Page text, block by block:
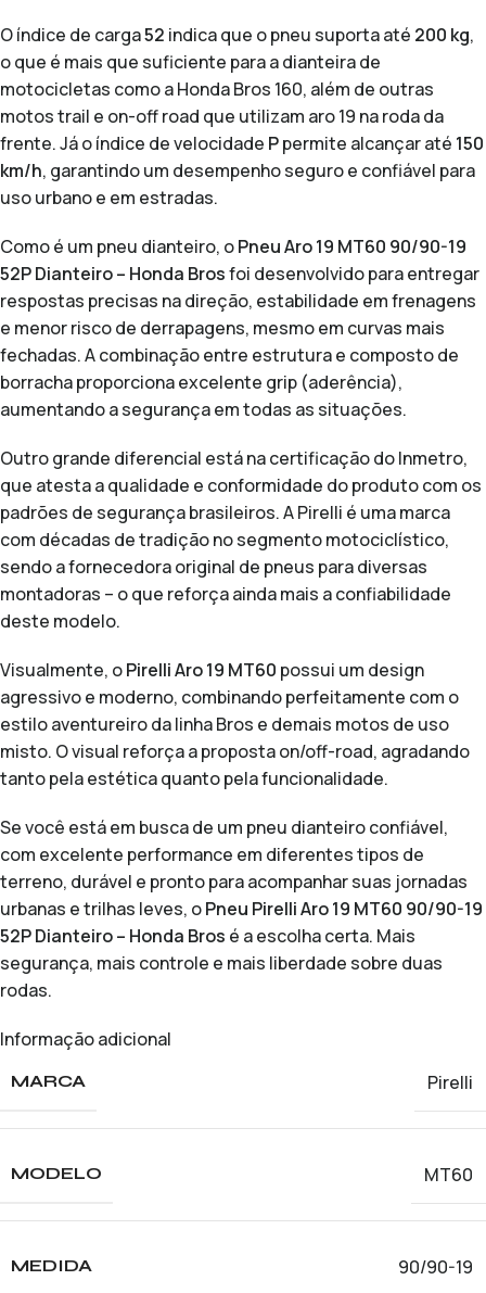
O índice de carga52 indica que o pneu suporta até 200 kg,
o que é mais que suficiente para a dianteira de
motocicletas como a Honda Bros 160, além de outras
motos trail e on-off road que utilizam aro 19 na roda da
frente. Já o índice de velocidade Ppermite alcançar até 150
km/h, garantindo um desempenho seguro e confiável para
uso urbano e em estradas.
Como é um pneu dianteiro, oPneu Aro 19 MT60 90/90-19
52P Dianteiro – Honda Brosfoi desenvolvido para entregar
respostas precisas na direção, estabilidade em frenagens
e menor risco de derrapagens, mesmo em curvas mais
fechadas. A combinação entre estrutura e composto de
borracha proporciona excelente grip (aderência),
aumentando a segurança em todas as situações.
Outro grande diferencial está na certificação do Inmetro,
que atesta a qualidade e conformidade do produto com os
padrões de segurança brasileiros. A Pirelli é uma marca
com décadas de tradição no segmento motociclístico,
sendo a fornecedora original de pneus para diversas
montadoras – o que reforça ainda mais a confiabilidade
deste modelo.
Visualmente, oPirelli Aro 19 MT60 possui um design
agressivo e moderno, combinando perfeitamente com o
estilo aventureiro da linha Bros e demais motos de uso
misto. O visual reforça a proposta on/off-road, agradando
tanto pela estética quanto pela funcionalidade.
Se você está em busca de um pneu dianteiro confiável,
com excelente performance em diferentes tipos de
terreno, durável e pronto para acompanhar suas jornadas
urbanas e trilhas leves, oPneu Pirelli Aro 19 MT60 90/90-19
52P Dianteiro – Honda Bros é a escolha certa. Mais
segurança, mais controle e mais liberdade sobre duas
rodas.
Informação adicional
MARCA Pirelli
MODELO MT60
MEDIDA 90/90-19